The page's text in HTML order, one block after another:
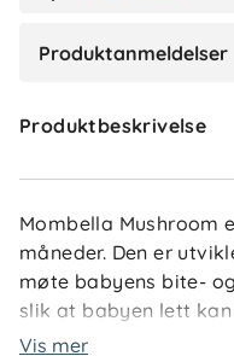
Produktanmeldelser
Produktbeskrivelse
Mombella Mushroom
måneder. Den er
møte babyens bite-
slik at babyen lett kan
Vis mer